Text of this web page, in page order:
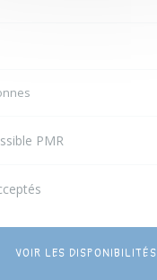
PMR
VOIR LES DISPONIBILITÉS